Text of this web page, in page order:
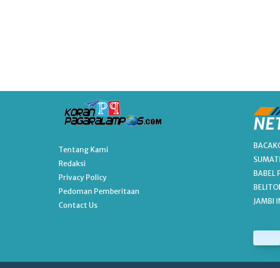
Tentang Kami
Redaksi
Privacy Policy
Pedoman Pemberitaan
Contact Us
BABEL
JAMBI